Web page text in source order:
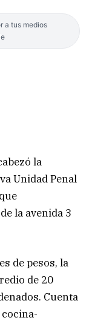
a tus medios
la
Unidad Penal
la avenida 3
de pesos, la
de 20
Cuenta